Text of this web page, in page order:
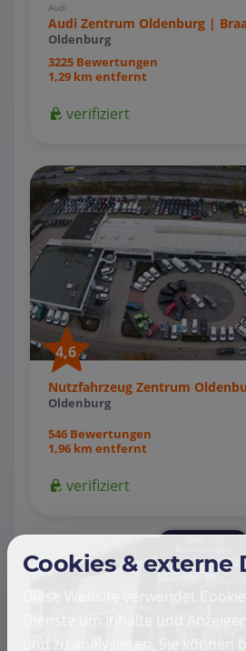
Audi
Audi Zentrum Oldenburg |
Oldenburg
3225 Bewertungen
1,29 km entfernt
verifiziert
4,6
Nutzfahrzeug Zentrum
Oldenburg
546 Bewertungen
1,96 km entfernt
verifiziert
über 100
Cookies & externe
Diese Website verwendet
Dienste um Inhalte und
und zu analysieren. Sie können